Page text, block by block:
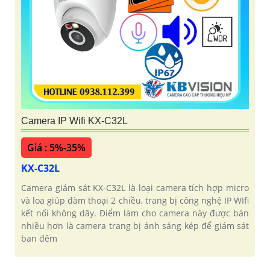
Camera IP Wifi KX-C32L
Giá : 5%-35%
KX-C32L
Camera giám sát KX-C32L là loại camera tích hợp micro
và loa giúp đàm thoại 2 chiều, trang bị công nghệ IP WIfi
kết nối không dây. Điểm làm cho camera này được bán
nhiều hơn là camera trang bị ánh sáng kép để giám sát
ban đêm